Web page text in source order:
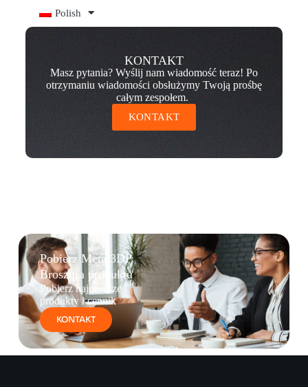
Polish
KONTAKT
Masz pytania? Wyślij nam wiadomość teraz! Po
otrzymaniu wiadomości obsłużymy Twoją prośbę
całym zespołem.
KONTAKT
Pobierz Metal3DP
Broszura produktu
Pobierz najnowsze
produkty i cennik
KONTAKT